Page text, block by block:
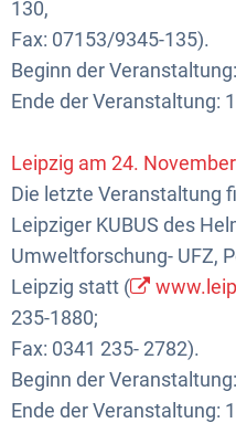
130,
Fax: 07153/9345-135).
Beginn der
Ende der Veranstaltung:
Leipzig am 24.
Die letzte Veranstaltung
Leipziger KUBUS des
Umweltforschung- UFZ,
Leipzig statt (
235-1880;
Fax: 0341 235- 2782).
Beginn der
Ende der Veranstaltung: